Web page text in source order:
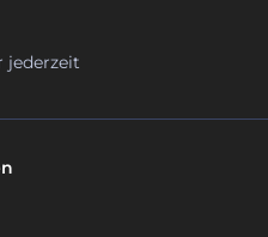
jederzeit